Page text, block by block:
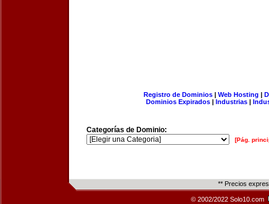
Registro de Dominios| Web Hosting |
Dominios Expirados | Industrias |
Categorías de Dominio:
[Pág.
** Precios
© 2002/2022 Solo10.com